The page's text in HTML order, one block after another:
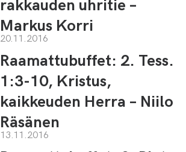
Markus Korri
20.11.2016
Raamattubuffet: 2. Tess.
1:3-10, Kristus,
kaikkeuden Herra – Niilo
Räsänen
13.11.2016